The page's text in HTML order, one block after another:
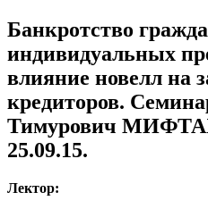
Банкротство
индивидуальных
влияние новелл на
кредиторов.
Тимурович
25.09.15.
Лектор: